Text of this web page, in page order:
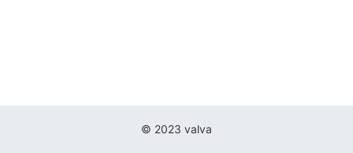
© 2023 valva